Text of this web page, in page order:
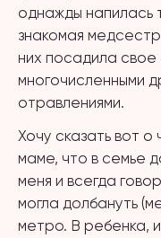
однажды напилась
знакомая
них посадила свое
многочисленными
отравлениями.
Хочу сказать вот
маме, что в семье
меня и всегда
могла долбануть
метро. В ребенка,